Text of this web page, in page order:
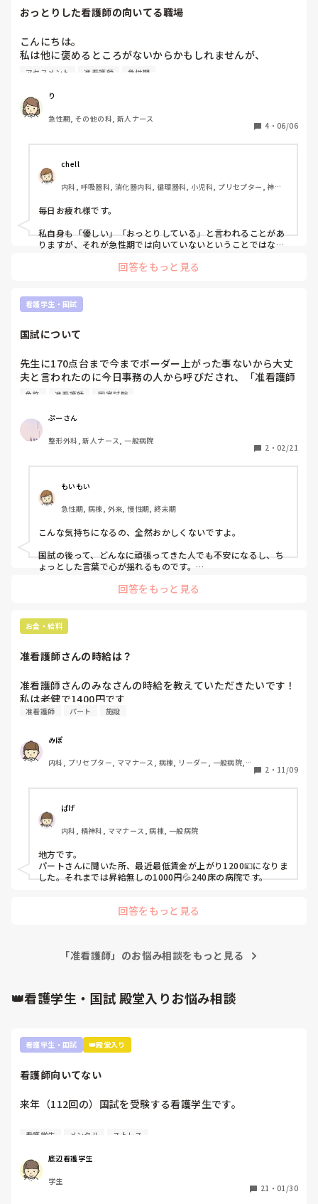
おっとりした看護師の向いてる職場
こんにちは。
私は他に褒めるところがないからかもしれませんが、
優しいとよく言われます。
年齢も若くなくて体力や反応力も落ちてる上に
准看護師で知識もアセスメント力も弱いこともあると思いま
すが、
急性期病棟で働きながら、私は全然向いてない、足手まとい
だなと日々思っています。
人からおっとりとか優しいと言われる看護師さんは
どんなところで働いていますか？
働きやすい環境はありますか？
看護師自体向いてないのかもしれませんが、
アセスメント 准看護師 急性期
り
急性期, その他の科, 新人ナース
4 ・ 06/06
chell
内科, 呼吸器科, 消化器内科, 循環器科, 小児科, プリセプター, 神経
毎日お疲れ様です。
私自身も「優しい」「おっとりしている」と言われることがあ
りますが、それが急性期では向いていないということではない
せる看護師さんの存在はとても大きいです。
が多いので、自分の強みが発揮しづらいと感じることはあるか
もしれません。でも、看護師に必要なのは速さだけではなく、
期、外来、療養、訪問看護などでは、急性期とはまた違った強
みが活かされることもあります。
「急性期が合わない＝看護師に向いていない」ではないと思い
ていくのも一つの選択肢ではないでしょうか。応援していま
す。
回答をもっと見る
看護学生・国試
国試について
先生に170点台まで今までボーダー上がった事ないから大丈
夫と言われたのに今日事務の人から呼びだされ、「准看護師
の免許申請に希望出していないけど、一応書いといてって担
もショックなのと同時に怖くなりました。以前沢山の方々か
ら励まされ、私も自信を持とうと思えたのですが、先生から
の言葉は本当だと思っていたのに信じてもらえていなかった
きっと物事を悲観的に見過ぎだとか思われる方もいると思い
ます。ですが、国家試験後はこのような気持ちの変化が現れ
てしまうことはみなさん同じだったと思います。なので、あ
たたかい言葉をください。お願いします
免許 准看護師 国家試験
ぷーさん
整形外科, 新人ナース, 一般病院
2 ・ 02/21
もいもい
急性期, 病棟, 外来, 慢性期, 終末期
こんな気持ちになるの、全然おかしくないですよ。
国試の後って、どんなに頑張ってきた人でも不安になるし、ち
ょっとした言葉で心が揺れるものです。
は本当にショックだったかと思います。
すよ。
学校側は万が一の手続きも含めて動いてるだけで、あなたの実
ここまで頑張ってきた事実は消えないし、点数だって先生が言
今は気持ちが揺れて当然で悲しくなってもいいし、怖くなって
もいい。
それでも、あなたはここまでやり切った人。ちゃんと頑張った
国家試験お疲れさまでした！
頑張った分、今はゆっくり羽を伸ばしてください😊
回答をもっと見る
お金・給料
准看護師さんの時給は？
准看護師さんのみなさんの時給を教えていただきたいです！
私は老健で1400円です
准看護師 パート 施設
みぽ
内科, プリセプター, ママナース, 病棟, リーダー, 一般病院,
2 ・ 11/09
ぱげ
内科, 精神科, ママナース, 病棟, 一般病院
地方です。
パートさんに聞いた所、最近最低賃金が上がり1200💴になりま
した。それまでは昇給無しの1000円💦240床の病院です。
回答をもっと見る
「准看護師」のお悩み相談をもっと見る
👑看護学生・国試 殿堂入りお悩み相談
看護学生・国試 👑殿堂入り
看護師向いてない
来年（112回の）国試を受験する看護学生です。
看護師を目指した最初のきっかけが親から勧められたこと
失礼ですがお金がもらえることと親が勧めたからという理由
しかない。進路希望調査、就職したくないって書きたかった
ですが、書けませんでした。
看護学生 メンタル ストレス
底辺看護学生
学生
21 ・ 01/30